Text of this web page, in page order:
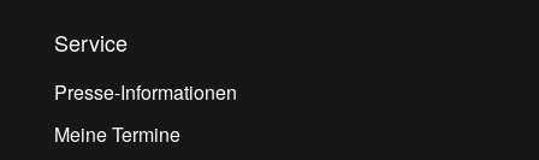
Service
Presse-Informationen
Meine Termine